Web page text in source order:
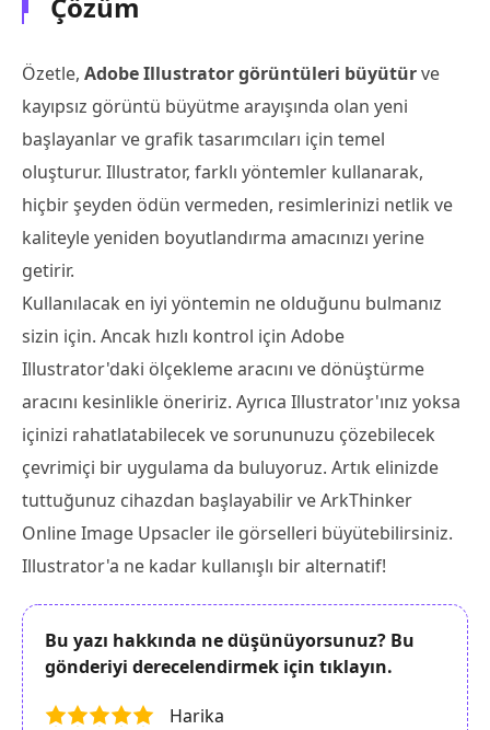
Çözüm
Özetle, Adobe Illustrator görüntüleri büyütürve
kayıpsız görüntü büyütme arayışında olan yeni
başlayanlar ve grafik tasarımcıları için temel
oluşturur. Illustrator, farklı yöntemler kullanarak,
hiçbir şeyden ödün vermeden, resimlerinizi netlik ve
kaliteyle yeniden boyutlandırma amacınızı yerine
getirir.
Kullanılacak en iyi yöntemin ne olduğunu bulmanız
sizin için. Ancak hızlı kontrol için Adobe
Illustrator'daki ölçekleme aracını ve dönüştürme
aracını kesinlikle öneririz. Ayrıca Illustrator'ınız yoksa
içinizi rahatlatabilecek ve sorununuzu çözebilecek
çevrimiçi bir uygulama da buluyoruz. Artık elinizde
tuttuğunuz cihazdan başlayabilir ve ArkThinker
Online Image Upsacler ile görselleri büyütebilirsiniz.
Illustrator'a ne kadar kullanışlı bir alternatif!
Bu yazı hakkında ne düşünüyorsunuz? Bu
gönderiyi derecelendirmek için tıklayın.
Harika